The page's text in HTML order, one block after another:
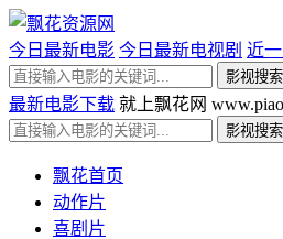
今日最新电影 今日最新电视剧 近
最新电影下载 就上飘花网
飘花首页
动作片
喜剧片